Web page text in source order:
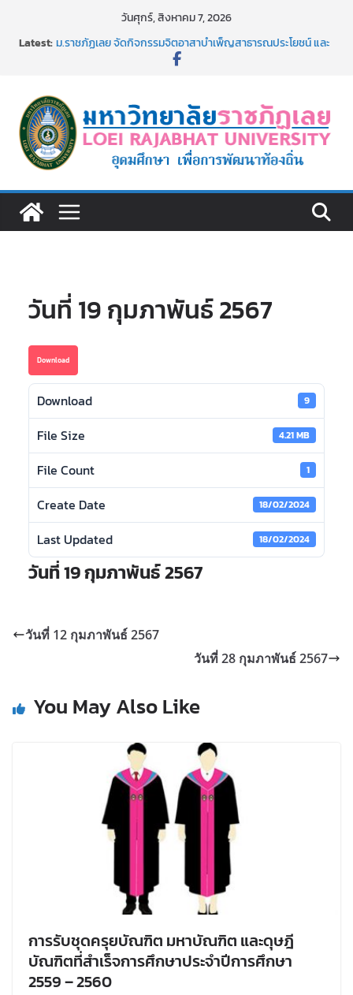
วันศุกร์, สิงหาคม 7, 2026
Latest:ม.ราชภัฏเลย จัดกิจกรรมจิตอาสาบำเพ็ญสาธารณประโยชน์ และ
เงินรายได้
รายชื่อผู้มีสิทธิเข้าพักอาศัยอาคารชุดสำหรับบุคลากร สาย
สนับสนุน สังกัดมหาวิทยาลัยราชภัฏเลย ครั้งที่ 2/2569
ม.ราชภัฏเลย ประชุมคณาจารย์ประจำ ครั้งที่ 1/2569
ประกาศผู้ชนะการเสนอราคา จ้างทำปกปริญญาบัตร จำนวน
วันที่ 19 กุมภาพันธ์ 2567
Download
Download 9
File Size 4.21 MB
File Count 1
Create Date 18/02/2024
Last Updated 18/02/2024
วันที่ 19 กุมภาพันธ์ 2567
วันที่ 12 กุมภาพันธ์ 2567
วันที่ 28 กุมภาพันธ์ 2567
You May Also Like
การรับชุดครุยบัณฑิต มหาบัณฑิต และดุษฎี
บัณฑิตที่สำเร็จการศึกษาประจำปีการศึกษา
2559 – 2560